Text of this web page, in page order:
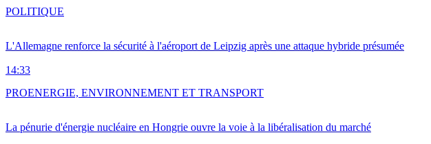
L'Allemagne renforce la sécurité à l'aéroport de Leipzig après une attaque hybride présumée
14:33
POLITIQUE
La pénurie d'énergie nucléaire en Hongrie ouvre la voie à la libéralisation du marché
PROENERGIE, ENVIRONNEMENT ET TRANSPORT